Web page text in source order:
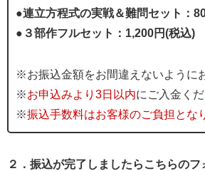
●連立方程式の実戦＆難問セット：
●３部作フルセット：1,200円(税込)
※お振込金額をお間違えないように
※お申込みより3日以内にご入金くだ
※振込手数料はお客様のご負担とな
２．振込が完了しましたらこちらの